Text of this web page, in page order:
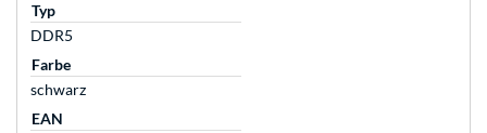
Typ
DDR5
Farbe
schwarz
EAN